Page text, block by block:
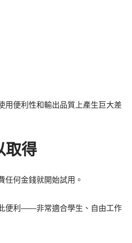
用便利性和輸出品質上產生巨大差
取得
任何金錢就開始試用。
便利——非常適合學生、自由工作